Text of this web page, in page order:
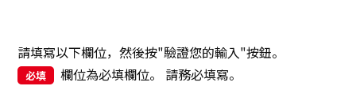
投資人關係資訊
請填寫以下欄位，然後按"驗證您的輸入"按鈕。
必填 欄位為必填欄位。 請務必填寫。